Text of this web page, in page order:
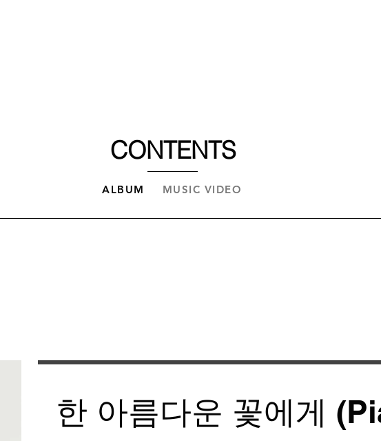
CONTENTS
ALBUM MUSIC VIDEO
한 아름다운 꽃에게